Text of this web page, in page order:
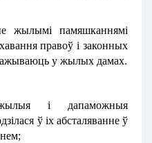
жылымі памяшканнямі
правоў і законных
у жылых дамах.
і дапаможныя
ў іх абсталяванне ў